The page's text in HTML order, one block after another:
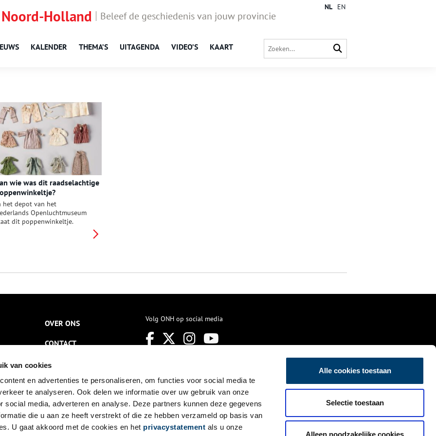
van cookies
en advertenties te personaliseren, om functies voor social media te
te analyseren. Ook delen we informatie over uw gebruik van onze
social media, adverteren en analyse. Deze partners kunnen deze gegevens
die u aan ze heeft verstrekt of die ze hebben verzameld op basis van
U gaat akkoord met de cookies en het privacystatement als u onze
Alle cookies toestaan
Selectie toestaan
Alleen noodzakelijke cookies
Holland Beleef de geschiedenis van jouw provincie
KALENDER THEMA’S UITAGENDA VIDEO’S KAART
NL EN
wie was dit raadselachtige
het depot van het
Openluchtmuseum
dit poppenwinkeltje.
die echt bestaan heeft:
OVER ONS
CONTACT
NIEUWSBRIEF
DISCLAIMER
PRIVACY
TOEGANKELIJKHEID
Volg ONH op social media